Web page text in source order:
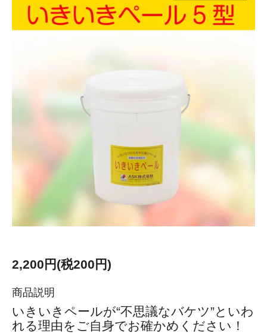
2,200円(税200円)
商品説明
いきいきペールが“不思議なバケツ”といわ
れる理由をご自身でお確かめください！